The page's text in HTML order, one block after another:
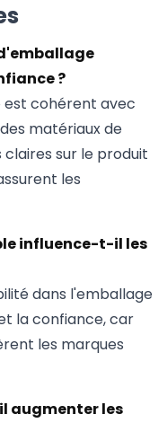
?
est cohérent avec
matériaux de
sur le produit
les
influence-t-il les
dans l'emballage
la confiance, car
les marques
augmenter les